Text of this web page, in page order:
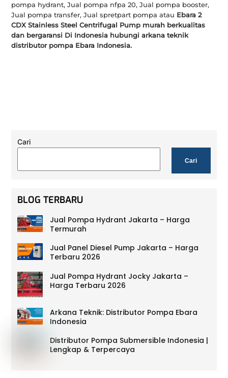
pompa hydrant, Jual pompa nfpa 20, Jual pompa booster,
Jual pompa transfer, Jual spretpart pompa atau Ebara 2
CDX Stainless Steel Centrifugal Pump murah berkualitas
dan bergaransi Di Indonesia hubungi arkana teknik
distributor pompa Ebara Indonesia.
Cari
Cari
BLOG TERBARU
Jual Pompa Hydrant Jakarta – Harga
Termurah
Jual Panel Diesel Pump Jakarta – Harga
Terbaru 2026
Jual Pompa Hydrant Jocky Jakarta –
Harga Terbaru 2026
Arkana Teknik: Distributor Pompa Ebara
Indonesia
Distributor Pompa Submersible Indonesia |
Lengkap & Terpercaya